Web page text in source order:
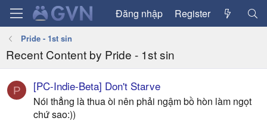
Đăng nhập Register
Pride - 1st sin
Recent Content by Pride - 1st sin
P [PC-Indie-Beta] Don't Starve
Nói thẳng là thua òi nên phải ngậm bồ hòn làm ngọt
chứ sao:))